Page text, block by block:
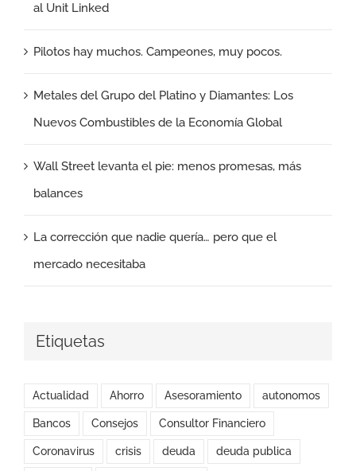
al Unit Linked
Pilotos hay muchos. Campeones, muy pocos.
Metales del Grupo del Platino y Diamantes: Los
Nuevos Combustibles de la Economía Global
Wall Street levanta el pie: menos promesas, más
balances
La corrección que nadie quería… pero que el
mercado necesitaba
Etiquetas
Actualidad Ahorro Asesoramiento autonomos
Bancos Consejos Consultor Financiero
Coronavirus crisis deuda deuda publica